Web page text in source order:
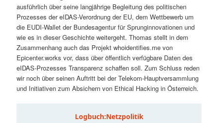
a
l
t
s
n
h
a
ausführlich über seine langjährige Begleitung des politischen
Prozesses der eIDAS-Verordnung der EU, dem Wettbewerb um
die EUDI-Wallet der Bundesagentur für Sprunginnovationen und
wie es in dieser Geschichte weitergeht. Thomas stellt in dem
Zusammenhang auch das Projekt whoidentifies.me von
Epicenter.works vor, dass über öffentlich verfügbare Daten des
eIDAS-Prozesses Transparenz schaffen soll. Zum Schluss reden
wir noch über seinen Auftritt bei der Telekom-Hauptversammlung
und Initiativen zum Absichern von Ethical Hacking in Österreich.